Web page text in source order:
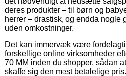
deres produkter – til børn og
herrer – drastisk, og endda nogle
uden omkostninger.
Det kan immervæk være
forskellige online virksomheder
70 MM inden du shopper, sådan
skaffe sig den mest betalelige pris.